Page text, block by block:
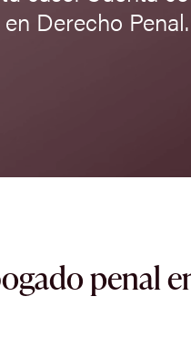
Derecho Penal.
penal